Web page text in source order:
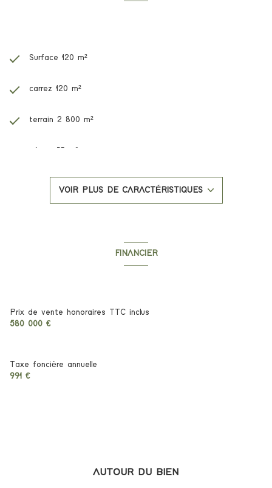
Surface 120 m²
carrez 120 m²
terrain 2 800 m²
séjour 53 m²
exposition Sud-Ouest
VOIR PLUS DE CARACTÉRISTIQUES
FINANCIER
Prix de vente honoraires TTC inclus
580 000 €
Taxe foncière annuelle
991 €
AUTOUR DU BIEN